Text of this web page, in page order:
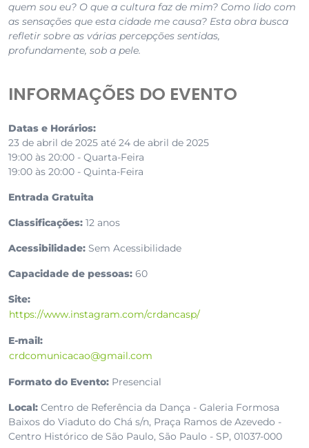
quem sou eu? O que a cultura faz de mim? Como lido com
as sensações que esta cidade me causa? Esta obra busca
refletir sobre as várias percepções sentidas,
profundamente, sob a pele.
INFORMAÇÕES DO EVENTO
Datas e Horários:
23 de abril de 2025 até 24 de abril de 2025
19:00 às 20:00 - Quarta-Feira
19:00 às 20:00 - Quinta-Feira
Entrada Gratuita
Classificações: 12 anos
Acessibilidade: Sem Acessibilidade
Capacidade de pessoas: 60
Site:
https://www.instagram.com/crdancasp/
E-mail:
crdcomunicacao@gmail.com
Formato do Evento: Presencial
Local: Centro de Referência da Dança - Galeria Formosa
Baixos do Viaduto do Chá s/n, Praça Ramos de Azevedo -
Centro Histórico de São Paulo, São Paulo - SP, 01037-000